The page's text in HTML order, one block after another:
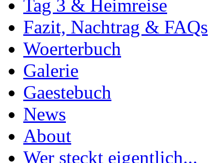
Tag 3 & Heimreise
Fazit, Nachtrag & FAQs
Woerterbuch
Galerie
Gaestebuch
News
About
Wer steckt eigentlich...